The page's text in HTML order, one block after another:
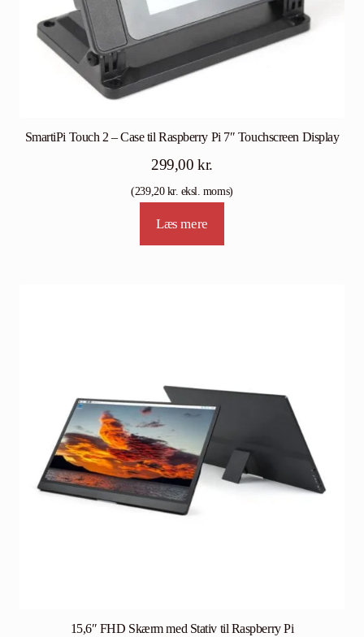
SmartiPi Touch 2 – Case til Raspberry Pi 7″ Touchscreen Display
299,00kr.
(239,20kr. eksl. moms)
Læs mere
15,6″ FHD Skærm med Stativ til Raspberry Pi